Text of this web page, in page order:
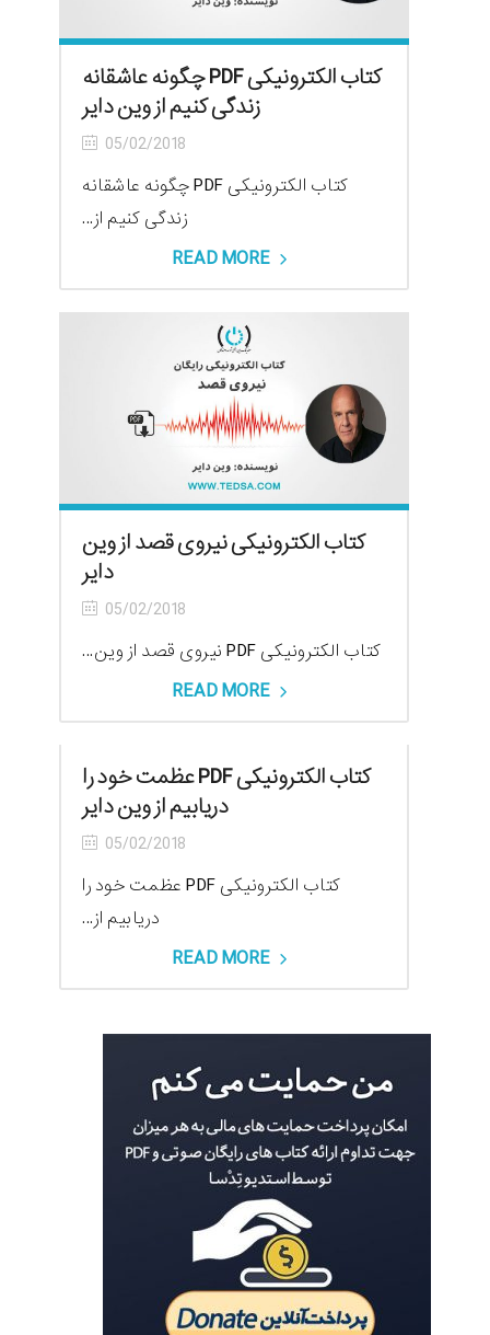
کتاب الکترونیکی PDF چگونه عاشقانه
زندگی کنیم از وین دایر
05/02/2018
کتاب الکترونیکی PDF چگونه عاشقانه
زندگی کنیم از...
READ MORE
کتاب الکترونیکی نیروی قصد از وین
دایر
05/02/2018
کتاب الکترونیکی PDF نیروی قصد از وین...
READ MORE
کتاب الکترونیکی PDF عظمت خود را
دریابیم از وین دایر
05/02/2018
کتاب الکترونیکی PDF عظمت خود را
دریابیم از...
READ MORE